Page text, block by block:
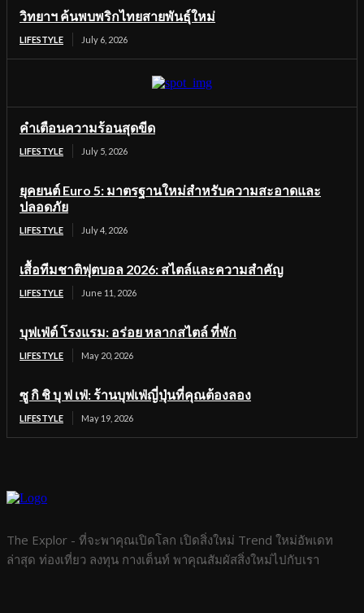
วิทยาฯ ค้นพบพริกไทยสายพันธุ์ใหม่
LIFESTYLE July 6, 2026
คำเตือนความร้อนสุดขีด
LIFESTYLE July 5, 2026
ยุคยนต์ Euro 5: มาตรฐานใหม่สำหรับความสะอาดและ
ปลอดภัย
LIFESTYLE July 4, 2026
เสื้อทีมชาติฟุตบอล 2026: สไตล์และความสำคัญ
LIFESTYLE June 11, 2026
บุฟเฟ่ต์ โรงแรม: อร่อย หลากสไตล์ ที่พัก
LIFESTYLE May 20, 2026
ซู กิ ชิ บุ ฟ เฟ่: ร้านบุฟเฟ่ญี่ปุ่นที่คุณต้องลอง
LIFESTYLE May 19, 2026
The Explor - ที่จะพาคุณเปิดโลก เปิดสิ่งใหม่ Trend ใหม่อัพเดท
ล่าสุด ท่องเที่ยว ลงทุน กางเต็นท์ พาคุณสัมผัสสิ่งใหม่ไปกับเรา